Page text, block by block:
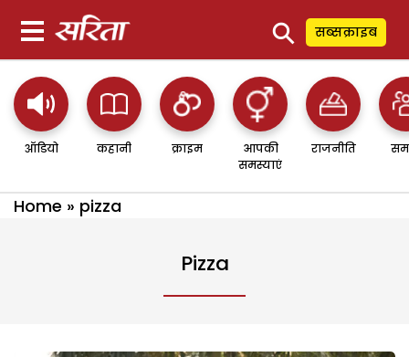
⚲ सब्सक्राइब
ऑडियो कहानी क्राइम
आपकी
समस्याएं
राजनीति
Home » pizza
Pizza